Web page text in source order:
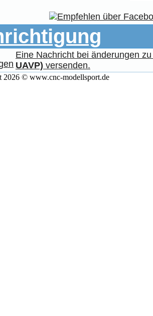
Eine Nachricht bei änderungen
UAVP) versenden.
2026 © www.cnc-modellsport.de